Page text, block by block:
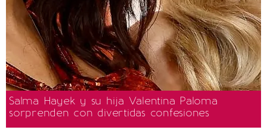
Salma Hayek y su hija Valentina Paloma
sorprenden con divertidas confesiones